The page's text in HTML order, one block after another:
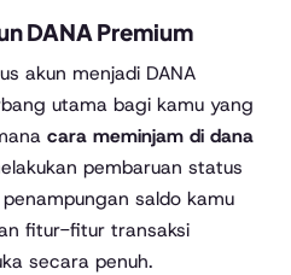
DANA Premium
akun menjadi DANA
utama bagi kamu yang
cara meminjam di dana
pembaruan status
saldo kamu
fitur-fitur transaksi
secara penuh.